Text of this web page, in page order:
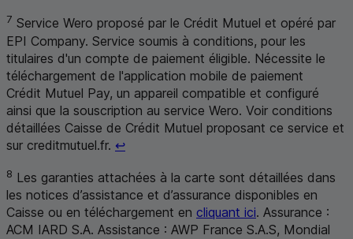
7 Service Wero proposé par le Crédit Mutuel et opéré par
EPI Company. Service soumis à conditions, pour les
titulaires d'un compte de paiement éligible. Nécessite le
téléchargement de l'application mobile de paiement
Crédit Mutuel Pay, un appareil compatible et configuré
ainsi que la souscription au service Wero. Voir conditions
détaillées Caisse de Crédit Mutuel proposant ce service et
sur creditmutuel.fr. ↩Retour au renvoi 7
8 Les garanties attachées à la carte sont détaillées dans
les notices d’assistance et d’assurance disponibles en
Caisse ou en téléchargement en cliquant ici. Assurance :
ACM IARD S.A. Assistance : AWP France S.A.S, Mondial